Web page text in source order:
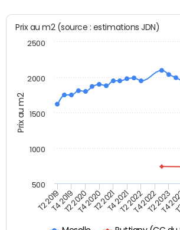
Prix au m2
Prix au m2 (source : estimations JDN)
T2 2019T4 2019T2 2020T4 2020T2 2021T4 2021T2 2022T4 2022T2 2023
T4
500
1000
1500
2000
2500